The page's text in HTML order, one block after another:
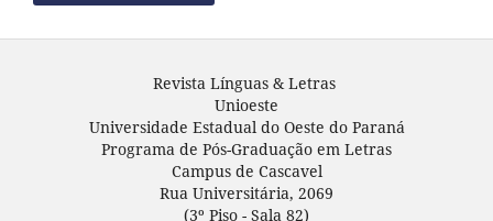
Revista Línguas & Letras
Unioeste
Universidade Estadual do Oeste do Paraná
Programa de Pós-Graduação em Letras
Campus de Cascavel
Rua Universitária, 2069
(3º Piso - Sala 82)